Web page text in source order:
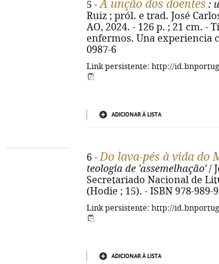
5 -A unção dos doentes :
Ruiz ; pról. e trad. José
AO, 2024. - 126 p. ; 21 cm. -
enfermos. Una experiencia
0987-6
Link persistente: http://
ADICIONAR À LISTA
6 -Do lava-pés à vida do
teologia de 'assemelhação'/
Secretariado Nacional de
(Hodie ; 15). - ISBN 978-989-
Link persistente: http://
ADICIONAR À LISTA